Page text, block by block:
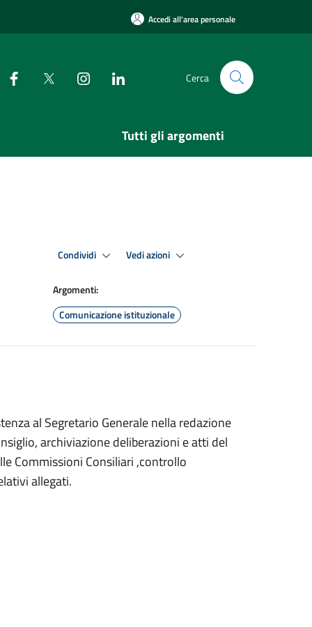
Accedi all'area personale
Cerca
Tutti gli argomenti
Condividi Vedi azioni
Argomenti:
Comunicazione istituzionale
al Segretario Generale nella redazione
archiviazione deliberazioni e atti del
Commissioni Consiliari ,controllo
allegati.